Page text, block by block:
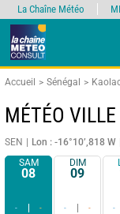
Accueil Sénégal
MÉTÉO VILLE
SEN Lon : -16°10’,818 W
SAM
08
- -
DIM
09
- - -
La Chaîne Météo